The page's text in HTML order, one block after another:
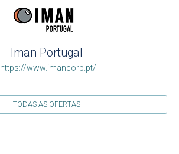
Iman Portugal
https://www.imancorp.pt/
TODAS AS OFERTAS